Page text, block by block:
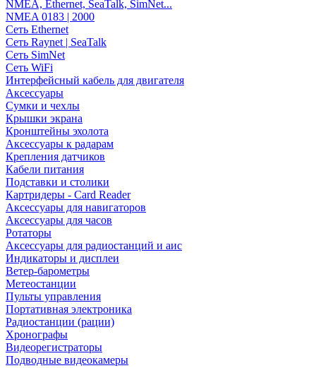
NMEA, Ethernet, SeaTalk, SimNet...
NMEA 0183 | 2000
Сеть Ethernet
Сеть Raynet | SeaTalk
Сеть SimNet
Сеть WiFi
Интерфейсный кабель для двигателя
Аксессуары
Сумки и чехлы
Крышки экрана
Кронштейны эхолота
Аксессуары к радарам
Крепления датчиков
Кабели питания
Подставки и столики
Картридеры - Card Reader
Аксессуары для навигаторов
Аксессуары для часов
Ротаторы
Аксессуары для радиостанций и аис
Индикаторы и дисплеи
Ветер-барометры
Метеостанции
Пульты управления
Портативная электроника
Радиостанции (рации)
Хронографы
Видеорегистраторы
Подводные видеокамеры